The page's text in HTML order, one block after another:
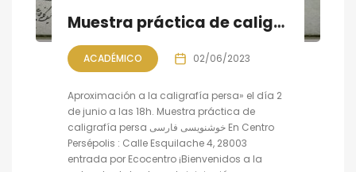
Muestra práctica de caligrafía persa, sesión VII
ACADÉMICO 02/06/2023
Aproximación a la caligrafía persa» el día 2
de junio a las 18h. Muestra práctica de
caligrafía persa خوشنویسی فارسی En Centro
Persépolis : Calle Esquilache 4, 28003
entrada por Ecocentro ¡Bienvenidos a la